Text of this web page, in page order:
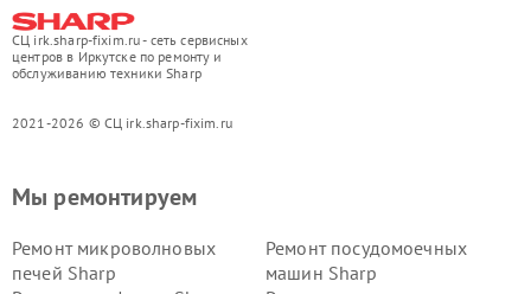
СЦ irk.sharp-fixim.ru - сеть сервисных
центров в Иркутске по ремонту и
обслуживанию техники Sharp
2021-2026 © СЦ irk.sharp-fixim.ru
Мы ремонтируем
Ремонт микроволновых
печей Sharp
Ремонт посудомоечных
машин Sharp